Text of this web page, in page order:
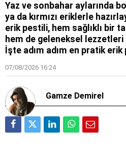
Yaz ve sonbahar aylarında
ya da kırmızı eriklerle
erik pestili, hem sağlıklı bir
hem de geleneksel lezzetleri
İşte adım adım en pratik erik
07/08/2026 16:24
Gamze Demirel